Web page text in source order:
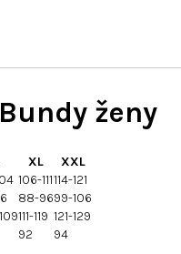
ženy
XL
XXL
106-111114-121
88-9699-106
111-119 121-129
92
94